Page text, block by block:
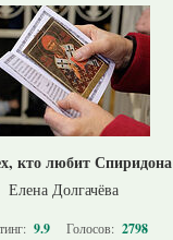
кто любит Спиридона
Елена Долгачёва
9.9 Голосов: 2798